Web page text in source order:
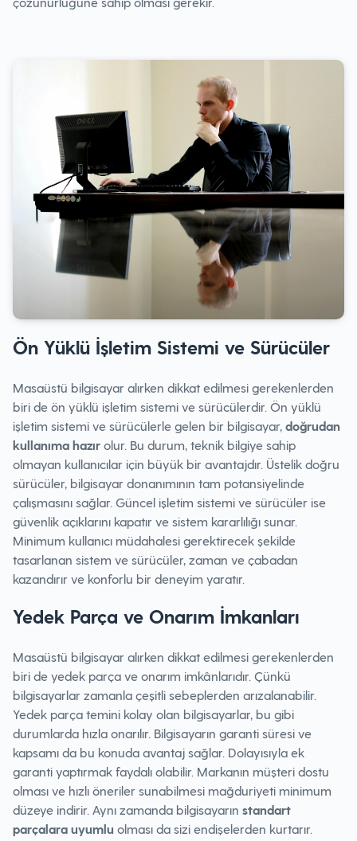
Ön Yüklü İşletim Sistemi ve Sürücüler
Masaüstü bilgisayar alırken dikkat edilmesi gerekenlerden
biri de ön yüklü işletim sistemi ve sürücülerdir. Ön yüklü
işletim sistemi ve sürücülerle gelen bir bilgisayar, doğrudan
kullanıma hazır olur. Bu durum, teknik bilgiye sahip
olmayan kullanıcılar için büyük bir avantajdır. Üstelik doğru
sürücüler, bilgisayar donanımının tam potansiyelinde
çalışmasını sağlar. Güncel işletim sistemi ve sürücüler ise
güvenlik açıklarını kapatır ve sistem kararlılığı sunar.
Minimum kullanıcı müdahalesi gerektirecek şekilde
tasarlanan sistem ve sürücüler, zaman ve çabadan
kazandırır ve konforlu bir deneyim yaratır.
Yedek Parça ve Onarım İmkanları
Masaüstü bilgisayar alırken dikkat edilmesi gerekenlerden
biri de yedek parça ve onarım imkânlarıdır. Çünkü
bilgisayarlar zamanla çeşitli sebeplerden arızalanabilir.
Yedek parça temini kolay olan bilgisayarlar, bu gibi
durumlarda hızla onarılır. Bilgisayarın garanti süresi ve
kapsamı da bu konuda avantaj sağlar. Dolayısıyla ek
garanti yaptırmak faydalı olabilir. Markanın müşteri dostu
olması ve hızlı öneriler sunabilmesi mağduriyeti minimum
düzeye indirir. Aynı zamanda bilgisayarın standart
parçalara uyumlu olması da sizi endişelerden kurtarır.